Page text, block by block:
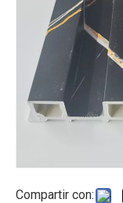
Compartir con: